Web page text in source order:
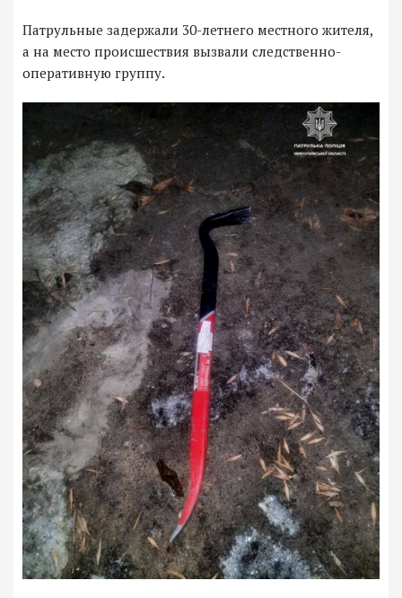
Патрульные задержали 30-летнего местного жителя,
а на место происшествия вызвали следственно-
оперативную группу.